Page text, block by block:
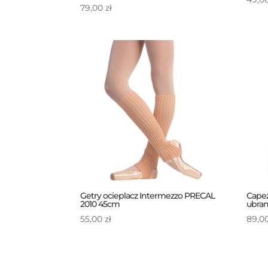
79,00zł
Getry ocieplacz Intermezzo PRECAL
2010 45cm
55,00zł